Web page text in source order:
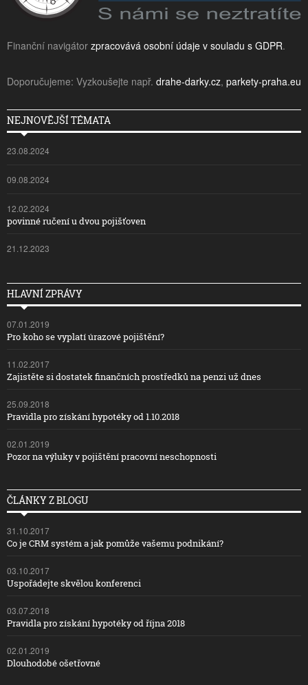
Finanční navigátor zpracovává osobní údaje v souladu s GDPR.
Doporučujeme: Vyzkoušejte např. drahe-darky.cz, parkety-praha.eu
NEJNOVĚJŠÍ TÉMATA
23.08.2024
09.08.2024
12.02.2024
povinné ručení u dvou pojišťoven
21.12.2023
HLAVNÍ ZPRÁVY
07.01.2019
Pro koho se vyplatí úrazové pojištění?
11.02.2017
Zajistěte si dostatek finančních prostředků na penzi už dnes
25.09.2018
Pravidla pro získání hypotéky od 1.10.2018
02.01.2019
Pozor na výluky v pojištění pracovní neschopnosti
ČLÁNKY Z BLOGU
31.10.2017
Co je CRM systém a jak pomůže vašemu podnikání?
03.10.2017
Uspořádejte skvělou konferenci
03.07.2018
Pravidla pro získání hypotéky od října 2018
02.01.2019
Dlouhodobé ošetřovné